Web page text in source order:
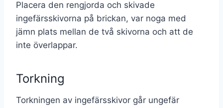
Placera den rengjorda och skivade
ingefärsskivorna på brickan, var noga med
jämn plats mellan de två skivorna och att de
inte överlappar.
Torkning
Torkningen av ingefärsskivor går ungefär